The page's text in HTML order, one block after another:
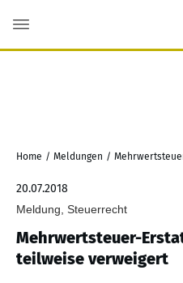
Home / Meldungen /
20.07.2018
Meldung, Steuerrecht
Mehrwertsteuer-
teilweise verweigert